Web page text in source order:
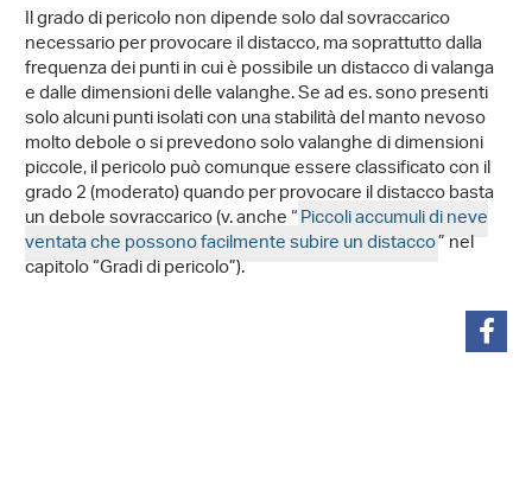
Il grado di pericolo non dipende solo dal sovraccarico
necessario per provocare il distacco, ma soprattutto dalla
frequenza dei punti in cui è possibile un distacco di valanga
e dalle dimensioni delle valanghe. Se ad es. sono presenti
solo alcuni punti isolati con una stabilità del manto nevoso
molto debole o si prevedono solo valanghe di dimensioni
piccole, il pericolo può comunque essere classificato con il
grado 2 (moderato) quando per provocare il distacco basta
un debole sovraccarico (v. anche “Piccoli accumuli di neve
ventata che possono facilmente subire un distacco” nel
capitolo “Gradi di pericolo”).